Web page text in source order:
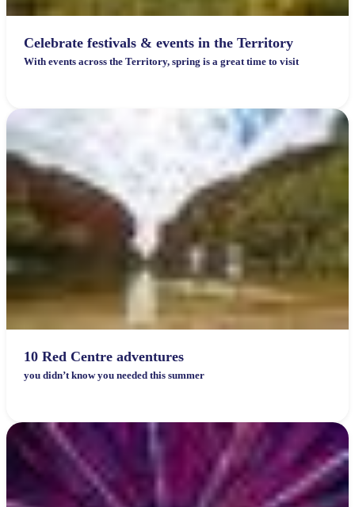
Celebrate festivals & events in the Territory
With events across the Territory, spring is a great time to visit
10 Red Centre adventures
you didn’t know you needed this summer